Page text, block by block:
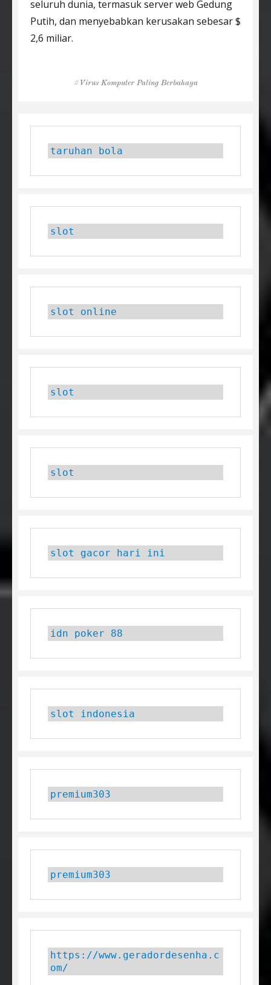
seluruh dunia, termasuk server web Gedung
Putih, dan menyebabkan kerusakan sebesar $
2,6 miliar.
TagsVirus Komputer Paling Berbahaya
taruhan bola
slot
slot online
slot
slot
slot gacor hari ini
idn poker 88
slot indonesia
premium303
premium303
https://www.geradordesenha.c
om/